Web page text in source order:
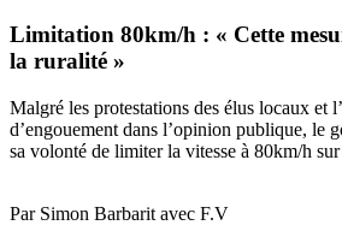
Limitation 80km/h : « Cette
la ruralité »
Malgré les protestations des élus locaux et
d’engouement dans l’opinion publique, le
sa volonté de limiter la vitesse à 80km/h
Par Simon Barbarit avec F.V